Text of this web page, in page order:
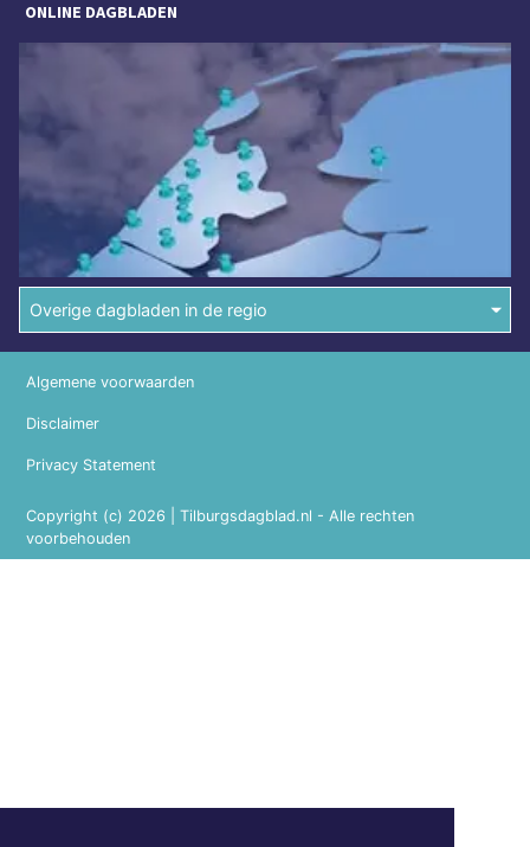
ONLINE DAGBLADEN
Overige dagbladen in de regio
Copyright (c) 2026 | Tilburgsdagblad.nl - Alle rechten
voorbehouden
Algemene voorwaarden
Disclaimer
Privacy Statement